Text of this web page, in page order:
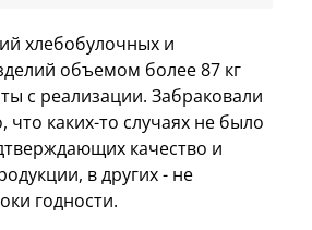
хлебобулочных и
объемом более 87 кг
с реализации. Забраковали
что каких-то случаях не было
качество и
в других - не
годности.